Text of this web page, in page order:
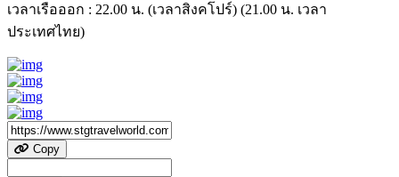
เวลาเรือออก : 22.00 น. (เวลาสิงคโปร์) (21.00 น. เวลา
ประเทศไทย)
Copy